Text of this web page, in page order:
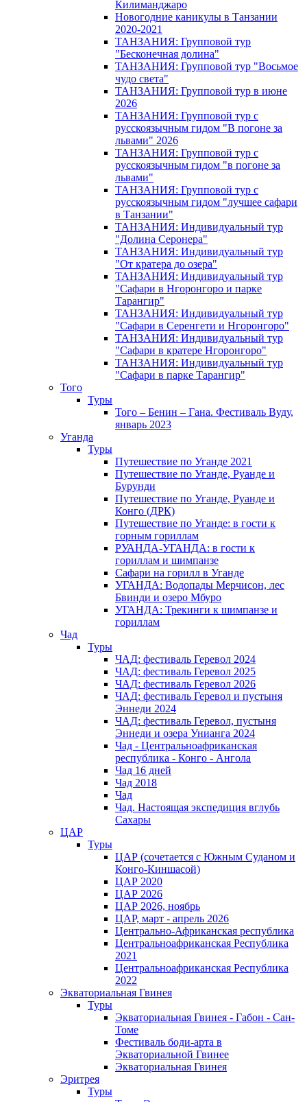
Килиманджаро
Новогодние каникулы в Танзании
2020-2021
ТАНЗАНИЯ: Групповой тур
"Бесконечная долина"
ТАНЗАНИЯ: Групповой тур "Восьмое
чудо света"
ТАНЗАНИЯ: Групповой тур в июне
2026
ТАНЗАНИЯ: Групповой тур с
русскоязычным гидом "В погоне за
львами" 2026
ТАНЗАНИЯ: Групповой тур с
русскоязычным гидом "в погоне за
львами"
ТАНЗАНИЯ: Групповой тур с
русскоязычным гидом "лучшее сафари
в Танзании"
ТАНЗАНИЯ: Индивидуальный тур
"Долина Серонера"
ТАНЗАНИЯ: Индивидуальный тур
"От кратера до озера"
ТАНЗАНИЯ: Индивидуальный тур
"Сафари в Нгоронгоро и парке
Тарангир"
ТАНЗАНИЯ: Индивидуальный тур
"Сафари в Серенгети и Нгоронгоро"
ТАНЗАНИЯ: Индивидуальный тур
"Сафари в кратере Нгоронгоро"
ТАНЗАНИЯ: Индивидуальный тур
"Сафари в парке Тарангир"
Того
Туры
Того – Бенин – Гана. Фестиваль Вуду,
январь 2023
Уганда
Туры
Путешествие по Уганде 2021
Путешествие по Уганде, Руанде и
Бурунди
Путешествие по Уганде, Руанде и
Конго (ДРК)
Путешествие по Уганде: в гости к
горным гориллам
РУАНДА-УГАНДА: в гости к
гориллам и шимпанзе
Сафари на горилл в Уганде
УГАНДА: Водопады Мерчисон, лес
Бвинди и озеро Мбуро
УГАНДА: Трекинги к шимпанзе и
гориллам
Чад
Туры
ЧАД: фестиваль Геревол 2024
ЧАД: фестиваль Геревол 2025
ЧАД: фестиваль Геревол 2026
ЧАД: фестиваль Геревол и пустыня
Эннеди 2024
ЧАД: фестиваль Геревол, пустыня
Эннеди и озера Унианга 2024
Чад - Центральноафриканская
республика - Конго - Ангола
Чад 16 дней
Чад 2018
Чад
Чад. Настоящая экспедиция вглубь
Сахары
ЦАР
Туры
ЦАР (сочетается с Южным Суданом и
Конго-Киншасой)
ЦАР 2020
ЦАР 2026
ЦАР 2026, ноябрь
ЦАР, март - апрель 2026
Центрально-Африканская республика
Центральноафриканская Республика
2021
Центральноафриканская Республика
2022
Экваториальная Гвинея
Туры
Экваториальная Гвинея - Габон - Сан-
Томе
Фестиваль боди-арта в
Экваториальной Гвинее
Экваториальная Гвинея
Эритрея
Туры